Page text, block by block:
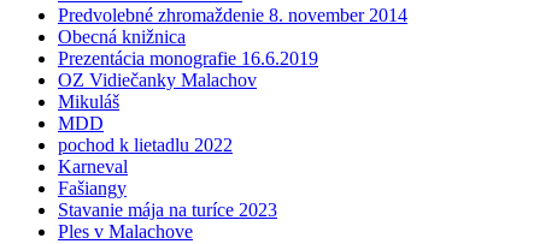
Predvolebné zhromaždenie 8. november 2014
Obecná knižnica
Prezentácia monografie 16.6.2019
OZ Vidiečanky Malachov
Mikuláš
MDD
pochod k lietadlu 2022
Karneval
Fašiangy
Stavanie mája na turíce 2023
Ples v Malachove